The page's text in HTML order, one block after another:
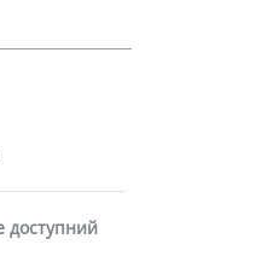
доступний